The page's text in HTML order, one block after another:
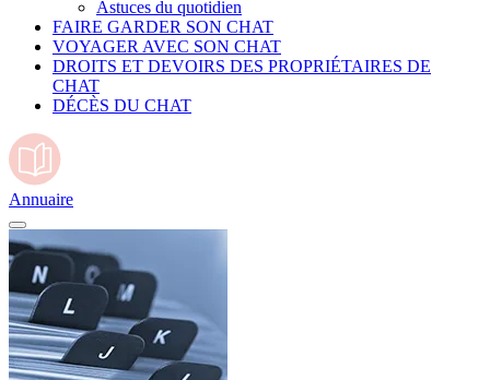
Astuces du quotidien
FAIRE GARDER SON CHAT
VOYAGER AVEC SON CHAT
DROITS ET DEVOIRS DES PROPRIÉTAIRES DE
CHAT
DÉCÈS DU CHAT
Annuaire